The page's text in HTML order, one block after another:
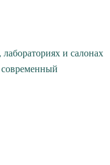
и салонах